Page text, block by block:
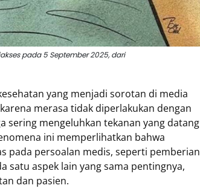
pada 5 September 2025, dari
yang menjadi sorotan di media
merasa tidak diperlakukan dengan
sering mengeluhkan tekanan yang datang
ini memperlihatkan bahwa
pada persoalan medis, seperti pemberian
satu aspek lain yang sama pentingnya,
dan pasien.